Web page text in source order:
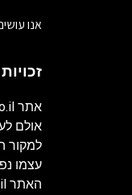
אנו
אתר
אולם
עצמו
האתר